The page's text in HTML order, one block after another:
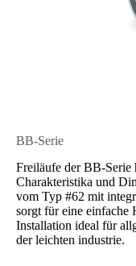
BB-Serie
Freiläufe der BB-Serie
Charakteristika und
vom Typ #62 mit
sorgt für eine einfache
Installation ideal für
der leichten industrie.